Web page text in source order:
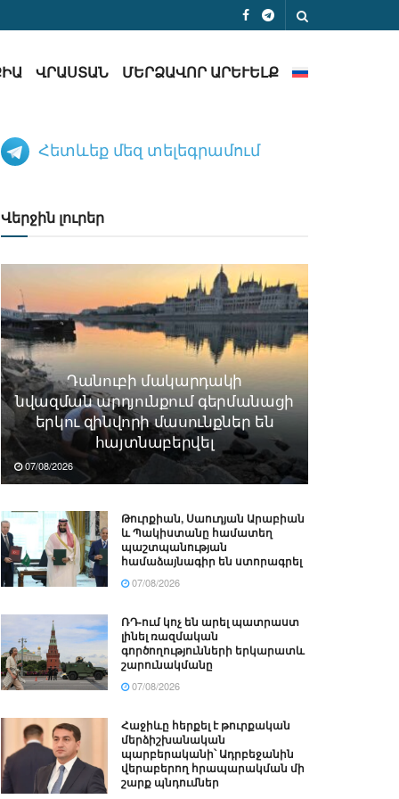
ՎՐԱՍՏԱՆ ՄԵՐՁԱՎՈՐ ԱՐԵՒԵԼՔ
Հետևեք մեզ տելեգրամում
Վերջին լուրեր
Դանուբի մակարդակի
նվազման արդյունքում գերմանացի
երկու զինվորի մասունքներ են
հայտնաբերվել
07/08/2026
Թուրքիան, Սաուդյան Արաբիան
և Պակիստանը համատեղ
պաշտպանության
համաձայնագիր են ստորագրել
07/08/2026
ՌԴ-ում կոչ են արել պատրաստ
լինել ռազմական
գործողությունների երկարատև
շարունակմանը
07/08/2026
Հաջիևը հերքել է թուրքական
մերձիշխանական
պարբերականի՝ Ադրբեջանին
վերաբերող հրապարակման մի
շարք պնդումներ